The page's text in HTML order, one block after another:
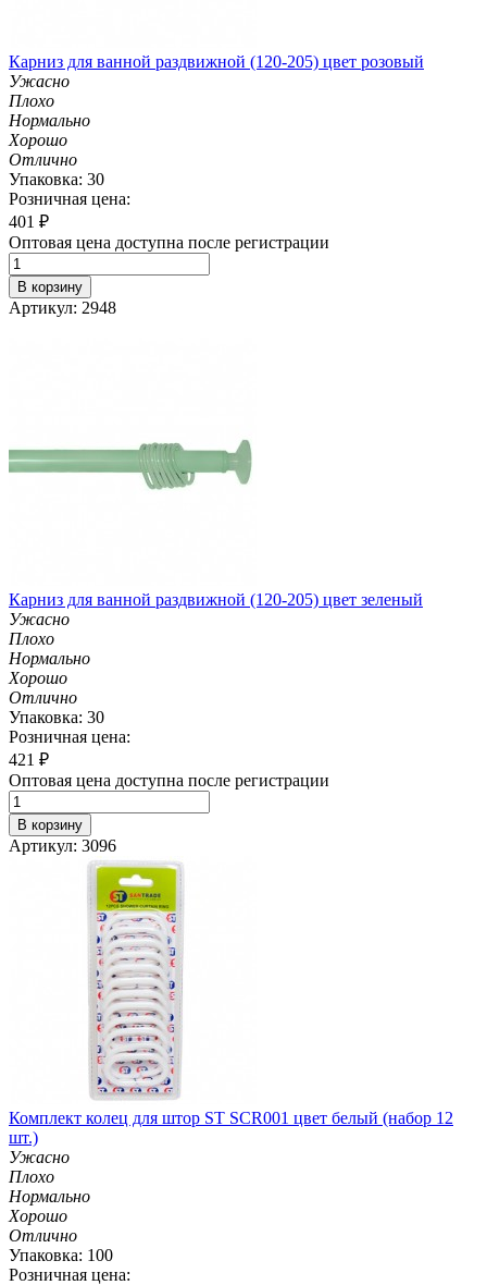
Карниз для ванной раздвижной (120-205) цвет розовый
Ужасно
Плохо
Нормально
Хорошо
Отлично
Упаковка: 30
Розничная цена:
401 ₽
Оптовая цена доступна после регистрации
В корзину
Артикул: 2948
Карниз для ванной раздвижной (120-205) цвет зеленый
Ужасно
Плохо
Нормально
Хорошо
Отлично
Упаковка: 30
Розничная цена:
421 ₽
Оптовая цена доступна после регистрации
В корзину
Артикул: 3096
Комплект колец для штор ST SCR001 цвет белый (набор 12
шт.)
Ужасно
Плохо
Нормально
Хорошо
Отлично
Упаковка: 100
Розничная цена: